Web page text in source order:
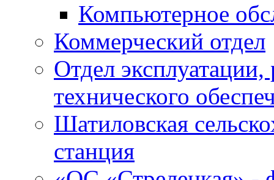
Компьютерное
Коммерческий отдел
Отдел
технического
Шатиловская
станция